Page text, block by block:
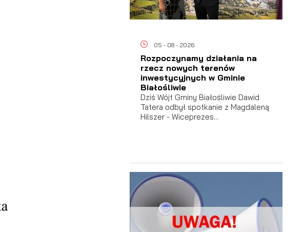
05 - 08 - 2026
Rozpoczynamy działania na
rzecz nowych terenów
inwestycyjnych w Gminie
Białośliwie
Dziś Wójt Gminy Białośliwie Dawid
Tatera odbył spotkanie z Magdaleną
Hilszer - Wiceprezes...